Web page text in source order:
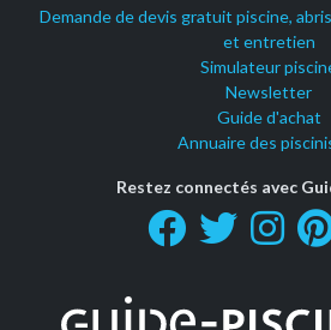
Demande de devis gratuit piscine,
et entretien
Simulateur
Newsletter
Guide d'achat
Annuaire des
Restez connectés avec